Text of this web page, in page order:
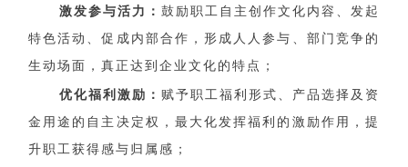
激发参与活力： 鼓励职工自主创作文化内容、发起
特色活动、促成内部合作，形成人人参与、部门竞争的
生动场面，真正达到企业文化的特点；
优化福利激励： 赋予职工福利形式、产品选择及资
金用途的自主决定权，最大化发挥福利的激励作用，提
升职工获得感与归属感；